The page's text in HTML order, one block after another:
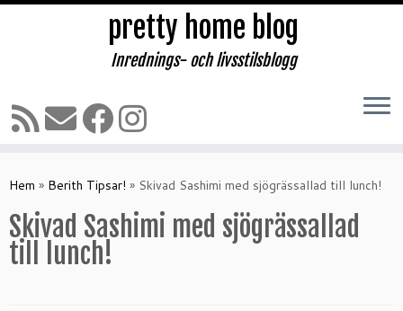
till
pretty home blog
Inrednings- och livsstilsblogg
Hem » Berith Tipsar! » Skivad Sashimi med sjögrässallad till lunch!
Skivad Sashimi med sjögrässallad
till lunch!